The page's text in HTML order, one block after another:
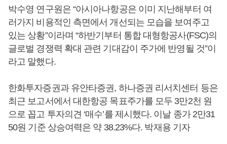
박수영 연구원은 “아시아나항공은 이미 지난해부터 여
러가지 비용적인 측면에서 개선되는 모습을 보여주고
있는 상황”이라며 “하반기부터 통합 대형항공사(FSC)의
글로벌 경쟁력 확대 관련 기대감이 주가에 반영될 것”이
라고 말했다.
한화투자증권과 유안타증권, 하나증권 리서치센터 등은
최근 보고서에서 대한항공 목표주가를 모두 3만2천 원
으로 꼽고 투자의견 ‘매수’를 제시했다. 이날 종가 2만31
50원 기준 상승여력은 약 38.23%다. 박재용 기자